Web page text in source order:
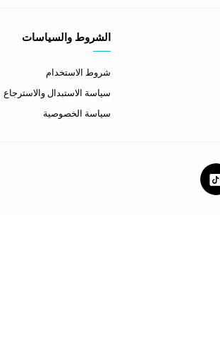
الشروط والسياسات
شروط الاستخدام
سياسة الاستبدال والاسترجاع
سياسة الخصوصية